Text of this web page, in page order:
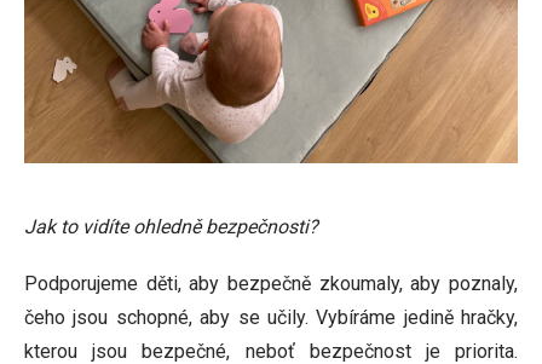
Jak to vidíte ohledně bezpečnosti?
Podporujeme děti, aby bezpečně zkoumaly, aby poznaly,
čeho jsou schopné, aby se učily. Vybíráme jedině hračky,
kterou jsou bezpečné, neboť bezpečnost je priorita.